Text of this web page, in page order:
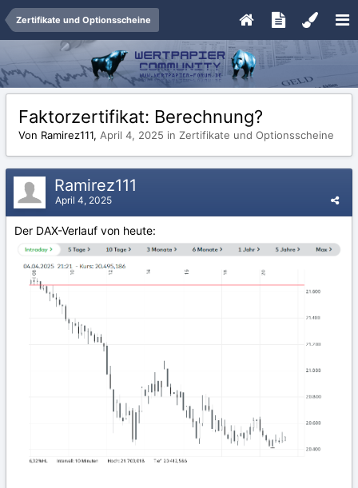
Zertifikate und Optionsscheine
Faktorzertifikat: Berechnung?
Von Ramirez111, April 4, 2025 in Zertifikate und Optionsscheine
Ramirez111
April 4, 2025
Der DAX-Verlauf von heute: